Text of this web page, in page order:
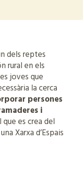
dels reptes
rural en els
joves que
la cerca
persones
i
es crea del
Xarxa d’Espais